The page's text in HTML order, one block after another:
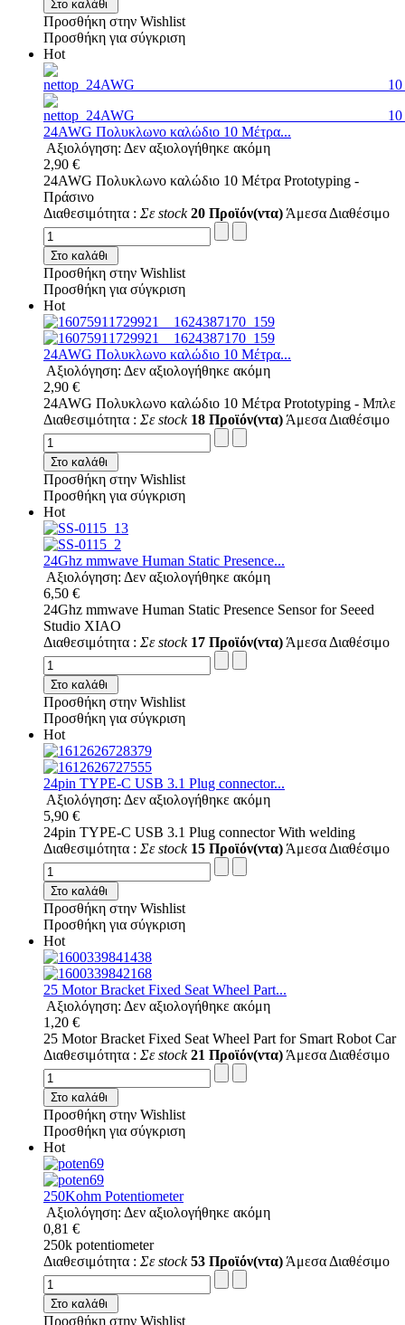
Στο καλάθι
Προσθήκη στην Wishlist
Προσθήκη για σύγκριση
Hot
24AWG Πολυκλωνο καλώδιο 10 Μέτρα...
Αξιολόγηση: Δεν αξιολογήθηκε ακόμη
2,90 €
24AWG Πολυκλωνο καλώδιο 10 Μέτρα Prototyping -
Πράσινο
Διαθεσιμότητα : Σε stock 20 Προϊόν(ντα) Άμεσα Διαθέσιμο
Στο καλάθι
Προσθήκη στην Wishlist
Προσθήκη για σύγκριση
Hot
24AWG Πολυκλωνο καλώδιο 10 Μέτρα...
Αξιολόγηση: Δεν αξιολογήθηκε ακόμη
2,90 €
24AWG Πολυκλωνο καλώδιο 10 Μέτρα Prototyping - Μπλε
Διαθεσιμότητα : Σε stock 18 Προϊόν(ντα) Άμεσα Διαθέσιμο
Στο καλάθι
Προσθήκη στην Wishlist
Προσθήκη για σύγκριση
Hot
24Ghz mmwave Human Static Presence...
Αξιολόγηση: Δεν αξιολογήθηκε ακόμη
6,50 €
24Ghz mmwave Human Static Presence Sensor for Seeed
Studio XIAO
Διαθεσιμότητα : Σε stock 17 Προϊόν(ντα) Άμεσα Διαθέσιμο
Στο καλάθι
Προσθήκη στην Wishlist
Προσθήκη για σύγκριση
Hot
24pin TYPE-C USB 3.1 Plug connector...
Αξιολόγηση: Δεν αξιολογήθηκε ακόμη
5,90 €
24pin TYPE-C USB 3.1 Plug connector With welding
Διαθεσιμότητα : Σε stock 15 Προϊόν(ντα) Άμεσα Διαθέσιμο
Στο καλάθι
Προσθήκη στην Wishlist
Προσθήκη για σύγκριση
Hot
25 Motor Bracket Fixed Seat Wheel Part...
Αξιολόγηση: Δεν αξιολογήθηκε ακόμη
1,20 €
25 Motor Bracket Fixed Seat Wheel Part for Smart Robot Car
Διαθεσιμότητα : Σε stock 21 Προϊόν(ντα) Άμεσα Διαθέσιμο
Στο καλάθι
Προσθήκη στην Wishlist
Προσθήκη για σύγκριση
Hot
250Kohm Potentiometer
Αξιολόγηση: Δεν αξιολογήθηκε ακόμη
0,81 €
250k potentiometer
Διαθεσιμότητα : Σε stock 53 Προϊόν(ντα) Άμεσα Διαθέσιμο
Στο καλάθι
Προσθήκη στην Wishlist